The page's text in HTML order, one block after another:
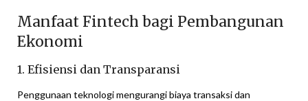
Manfaat Fintech bagi Pembangunan
Ekonomi
1. Efisiensi dan Transparansi
Penggunaan teknologi mengurangi biaya transaksi dan